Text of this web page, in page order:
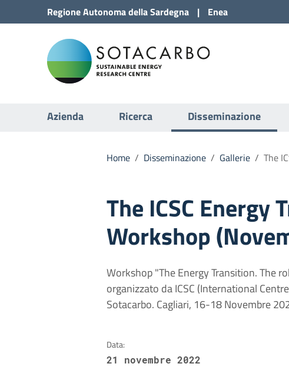
Vai al Contenuto
Vai alla navigazione del sito
Vai al Footer
RegioneAutonoma dellaSardegna | Enea
Submenu
Azienda Ricerca Disseminazione
Home / Disseminazione / Gallerie / The
The ICSC Energy
Workshop
Workshop "The Energy Transition. The
organizzato da ICSC (International
Sotacarbo. Cagliari, 16-18 Novembre
Data:
21 novembre 2022